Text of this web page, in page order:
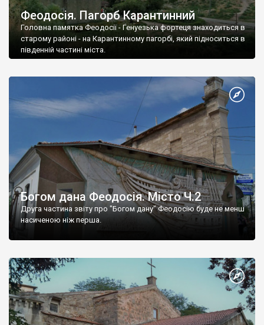
Феодосія. Пагорб Карантинний
Головна памятка Феодосії - Генуезька фортеця знаходиться в
старому районі - на Карантинному пагорбі, який підноситься в
південній частині міста.
Богом дана Феодосія. Місто Ч.2
Друга частина звіту про "Богом дану" Феодосію буде не менш
насиченою ніж перша.